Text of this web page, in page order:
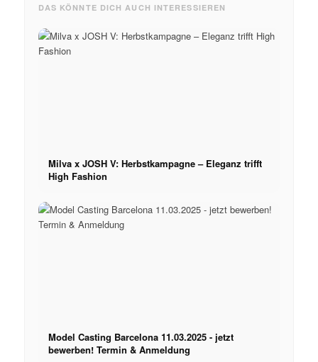
DAS KÖNNTE DICH AUCH INTERESSIEREN
Milva x JOSH V: Herbstkampagne – Eleganz trifft
High Fashion
Model Casting Barcelona 11.03.2025 - jetzt
bewerben! Termin & Anmeldung